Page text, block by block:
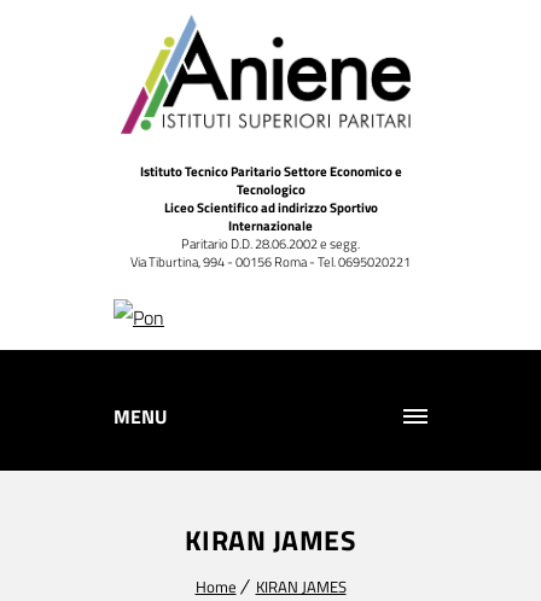
Istituto Tecnico Paritario Settore Economico e
Tecnologico
Liceo Scientifico ad indirizzo Sportivo
Internazionale
Paritario D.D. 28.06.2002 e segg.
Via Tiburtina, 994 - 00156 Roma - Tel. 0695020221
MENU
KIRAN JAMES
Home KIRAN JAMES